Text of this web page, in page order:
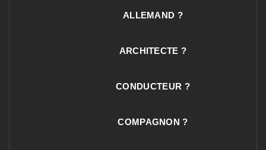
ALLEMAND ?
ARCHITECTE ?
CONDUCTEUR ?
COMPAGNON ?